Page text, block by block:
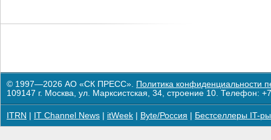
© 1997—2026 АО «СК ПРЕСС». Политика конфиденциальности
109147 г. Москва, ул. Марксистская, 34, строение 10. Телефон:
ITRN IT Channel News itWeek Byte/Россия Бестселлеры IT-